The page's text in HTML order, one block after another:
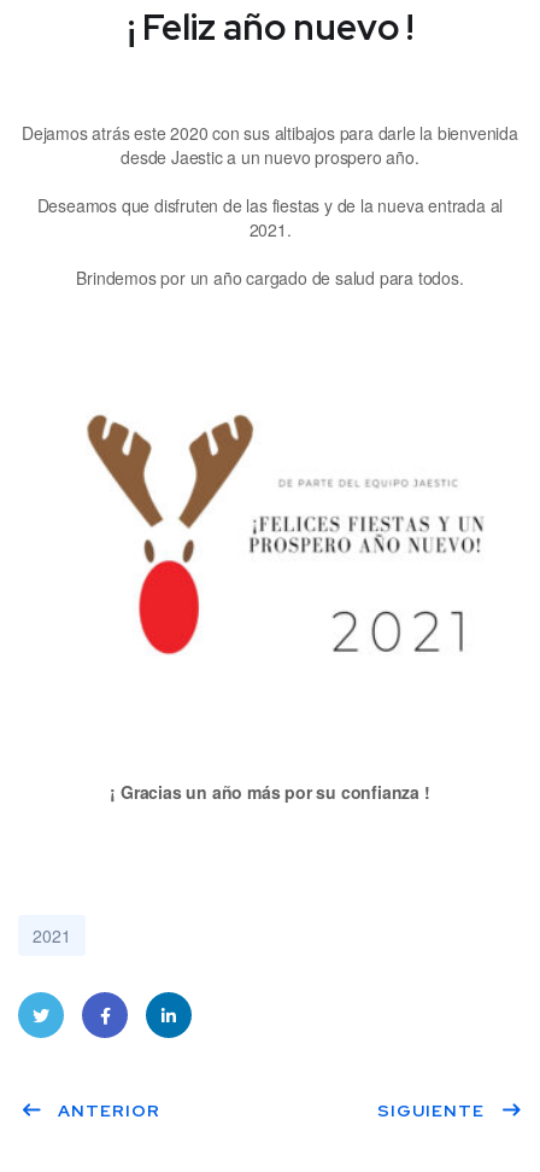
¡ Feliz año nuevo !
Dejamos atrás este 2020 con sus altibajos para darle la bienvenida
desde Jaestic a un nuevo prospero año.
Deseamos que disfruten de las fiestas y de la nueva entrada al
2021.
Brindemos por un año cargado de salud para todos.
¡ Gracias un año más por su confianza !
2021
er book dIn
ANTERIOR SIGUIENTE